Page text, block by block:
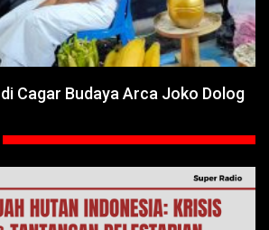
Cagar Budaya Arca Joko Dolog